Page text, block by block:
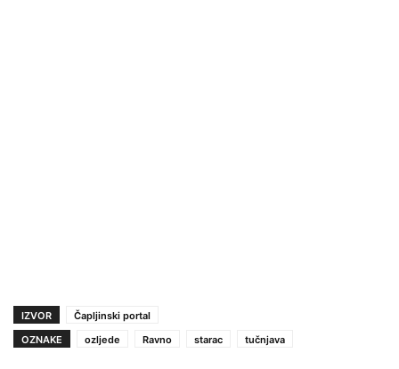
IZVOR
Čapljinski portal
OZNAKE
ozljede Ravno starac tučnjava